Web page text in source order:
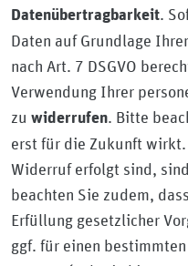
Datenübertragbarkeit.
Daten auf Grundlage
nach Art. 7 DSGVO
Verwendung Ihrer
zu widerrufen. Bitte
erst für die Zukunft
Widerruf erfolgt sind,
beachten Sie zudem,
Erfüllung gesetzlicher
ggf. für einen